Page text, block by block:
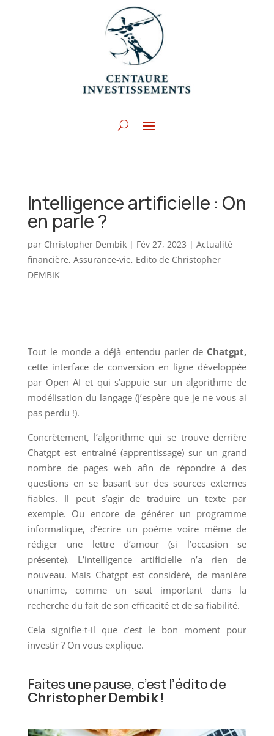
Intelligence artificielle : On
en parle ?
par Christopher Dembik| Fév 27, 2023 | Actualité
financière, Assurance-vie, Edito de Christopher
DEMBIK
Tout le monde a déjà entendu parler de Chatgpt,
cette interface de conversion en ligne développée
par Open AI et qui s’appuie sur un algorithme de
modélisation du langage (j’espère que je ne vous ai
pas perdu !).
Concrètement, l’algorithme qui se trouve derrière
Chatgpt est entrainé (apprentissage) sur un grand
nombre de pages web afin de répondre à des
questions en se basant sur des sources externes
fiables. Il peut s’agir de traduire un texte par
exemple. Ou encore de générer un programme
informatique, d’écrire un poème voire même de
rédiger une lettre d’amour (si l’occasion se
présente). L’intelligence artificielle n’a rien de
nouveau. Mais Chatgpt est considéré, de manière
unanime, comme un saut important dans la
recherche du fait de son efficacité et de sa fiabilité.
Cela signifie-t-il que c’est le bon moment pour
investir ? On vous explique.
Faites une pause, c’est l’édito de
Christopher Dembik!